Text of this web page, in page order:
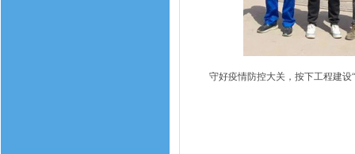
守好疫情防控大关，按下工程建设